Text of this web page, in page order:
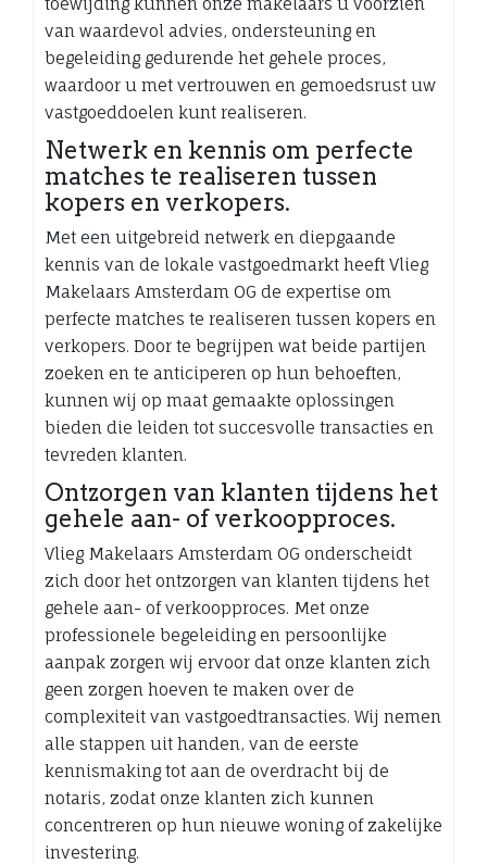
van waardevol advies, ondersteuning en
begeleiding gedurende het gehele proces,
waardoor u met vertrouwen en gemoedsrust uw
vastgoeddoelen kunt realiseren.
Netwerk en kennis om perfecte
matches te realiseren tussen
kopers en verkopers.
Met een uitgebreid netwerk en diepgaande
kennis van de lokale vastgoedmarkt heeft Vlieg
Makelaars Amsterdam OG de expertise om
perfecte matches te realiseren tussen kopers en
verkopers. Door te begrijpen wat beide partijen
zoeken en te anticiperen op hun behoeften,
kunnen wij op maat gemaakte oplossingen
bieden die leiden tot succesvolle transacties en
tevreden klanten.
Ontzorgen van klanten tijdens het
gehele aan- of verkoopproces.
Vlieg Makelaars Amsterdam OG onderscheidt
zich door het ontzorgen van klanten tijdens het
gehele aan- of verkoopproces. Met onze
professionele begeleiding en persoonlijke
aanpak zorgen wij ervoor dat onze klanten zich
geen zorgen hoeven te maken over de
complexiteit van vastgoedtransacties. Wij nemen
alle stappen uit handen, van de eerste
kennismaking tot aan de overdracht bij de
notaris, zodat onze klanten zich kunnen
concentreren op hun nieuwe woning of zakelijke
investering.